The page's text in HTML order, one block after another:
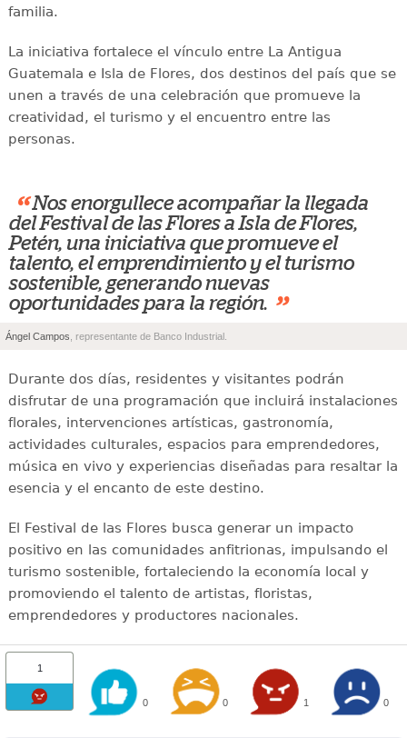
familia.
La iniciativa fortalece el vínculo entre La Antigua
Guatemala e Isla de Flores, dos destinos del país que se
unen a través de una celebración que promueve la
creatividad, el turismo y el encuentro entre las
personas.
“ Nos enorgullece acompañar la llegada
del Festival de las Flores a Isla de Flores,
Petén, una iniciativa que promueve el
talento, el emprendimiento y el turismo
sostenible, generando nuevas
oportunidades para la región. ”
Ángel Campos , representante de Banco Industrial.
Durante dos días, residentes y visitantes podrán
disfrutar de una programación que incluirá instalaciones
florales, intervenciones artísticas, gastronomía,
actividades culturales, espacios para emprendedores,
música en vivo y experiencias diseñadas para resaltar la
esencia y el encanto de este destino.
El Festival de las Flores busca generar un impacto
positivo en las comunidades anfitrionas, impulsando el
turismo sostenible, fortaleciendo la economía local y
promoviendo el talento de artistas, floristas,
emprendedores y productores nacionales.
1
0 0 1 0